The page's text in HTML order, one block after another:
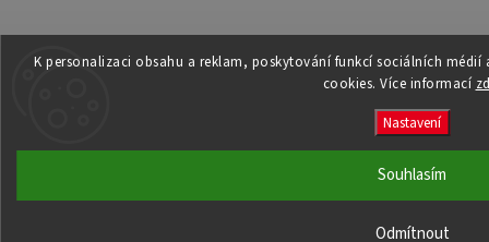
K personalizaci obsahu a reklam, poskytování funkcí sociálních
cookies. Více informací
Nastavení
Odmítnout
Souhlasím